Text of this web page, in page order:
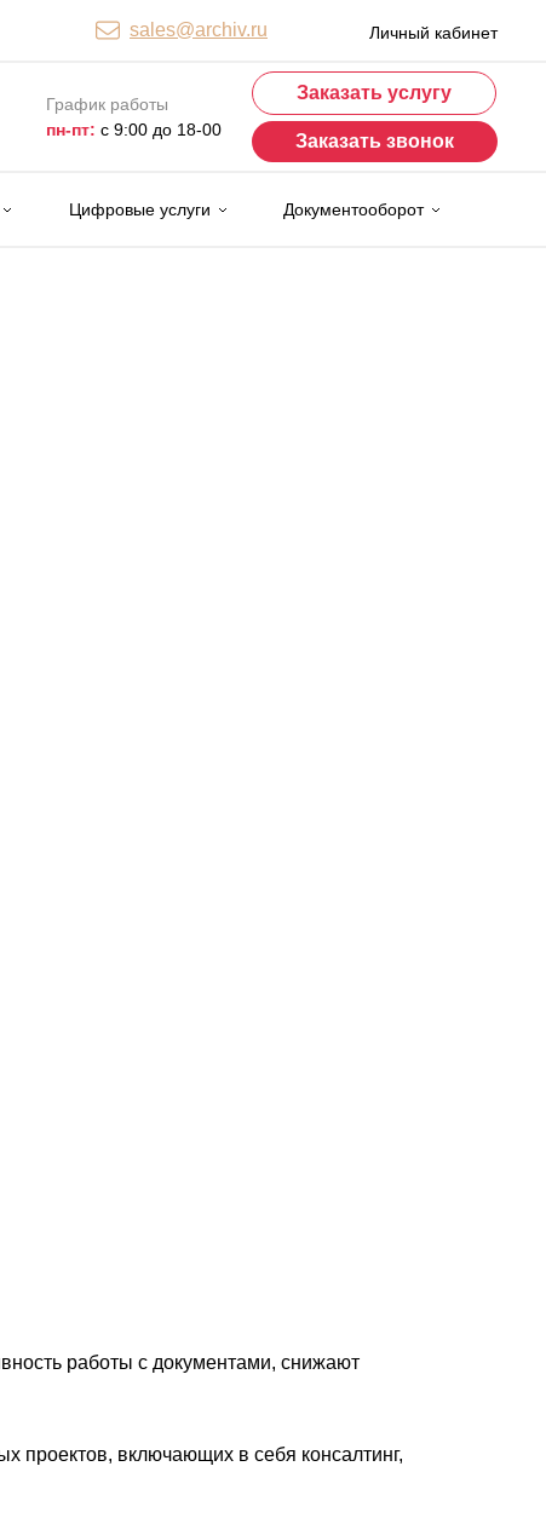
sales@archiv.ru Личный кабинет
График работы
пн-пт: с 9:00 до 18-00
Заказать услугу
Заказать звонок
Цифровые услуги Документооборот
работы с документами, снижают
проектов, включающих в себя консалтинг,